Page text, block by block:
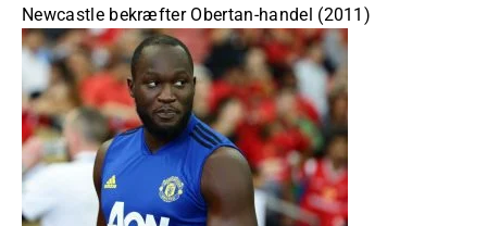
Newcastle bekræfter Obertan-handel (2011)